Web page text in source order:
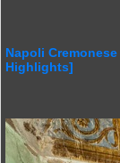
Napoli
Highlights]